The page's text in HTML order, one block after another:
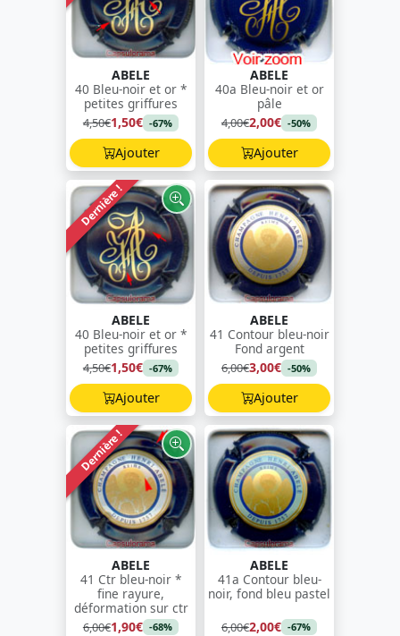
ABELE
40 Bleu-noir et or *
petites griffures
4,50€1,50€ -67%
Ajouter
ABELE
40a Bleu-noir et or
pâle
4,00€2,00€ -50%
Ajouter
Dernière !
ABELE
40 Bleu-noir et or *
petites griffures
4,50€1,50€ -67%
Ajouter
ABELE
41 Contour bleu-noir
Fond argent
6,00€3,00€ -50%
Ajouter
Dernière !
ABELE
41 Ctr bleu-noir *
fine rayure,
déformation sur ctr
6,00€1,90€ -68%
ABELE
41a Contour bleu-
noir, fond bleu pastel
6,00€2,00€ -67%